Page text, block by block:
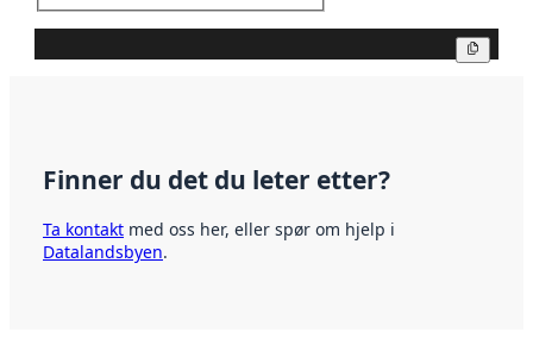
Finner du det du leter etter?
Ta kontakt med oss her, eller spør om hjelp i
Datalandsbyen.